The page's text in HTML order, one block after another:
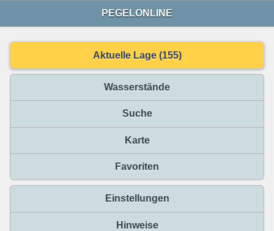
PEGELONLINE
Aktuelle Lage (155)
Wasserstände
Suche
Karte
Favoriten
Einstellungen
Hinweise